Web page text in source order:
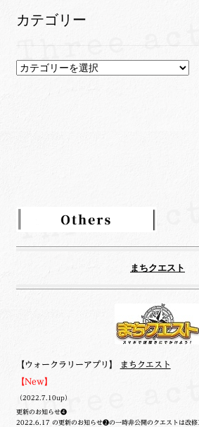
ブ
カテゴリー
カ
まちクエスト
【ウォークラリーアプリ】 まちクエスト
【New】
（2022.7.10up）
更新のお知らせ❹
2022.6.17 の更新のお知らせ❷の一時非公開のクエストは改修